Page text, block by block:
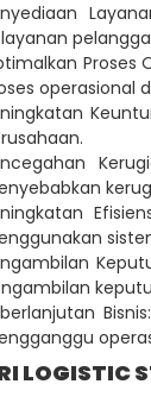
Proses
operasional
LOGISTIC